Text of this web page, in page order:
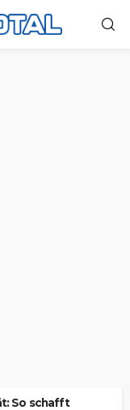
So schafft